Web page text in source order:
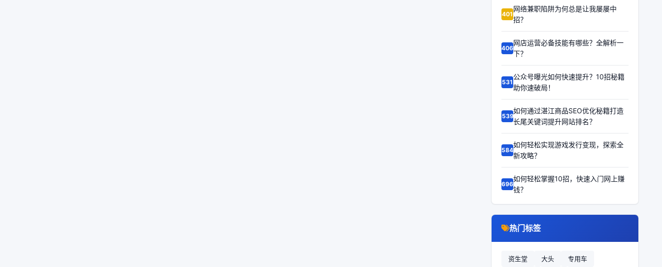
64010
网络兼职陷阱为何总是让我屡屡中
招？
64065
网店运营必备技能有哪些？全解析一
下？
65313
公众号曝光如何快速提升？10招秘籍
助你速破局！
65397
如何通过湛江商品SEO优化秘籍打造
长尾关键词提升网站排名？
65848
如何轻松实现游戏发行变现，探索全
新攻略？
66960
如何轻松掌握10招，快速入门网上赚
钱？
热门标签
资生堂 大头
专用车